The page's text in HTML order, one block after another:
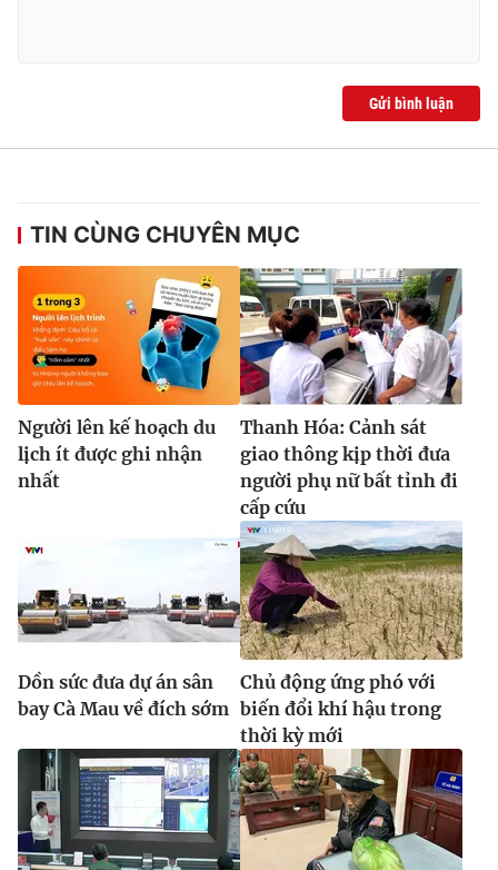
Gửi bình luận
TIN CÙNG CHUYÊN MỤC
Người lên kế hoạch du
lịch ít được ghi nhận
nhất
Thanh Hóa: Cảnh sát
giao thông kịp thời đưa
người phụ nữ bất tỉnh đi
cấp cứu
Dồn sức đưa dự án sân
bay Cà Mau về đích sớm
Chủ động ứng phó với
biến đổi khí hậu trong
thời kỳ mới